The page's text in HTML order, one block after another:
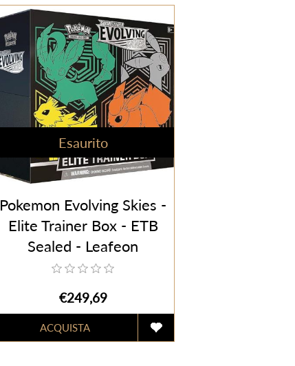
Esaurito
Pokemon Evolving Skies -
Elite Trainer Box - ETB
Sealed - Leafeon
Umbreon Jolteon e
€249,69